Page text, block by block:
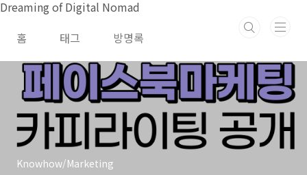
본문 바로가기
Dreaming of Digital Nomad
홈
태그 방명록
Knowhow/Marketing